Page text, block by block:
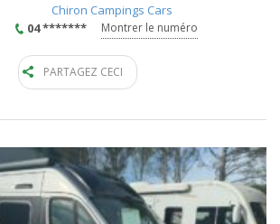
Chiron Campings Cars
04 *******
Montrer le numéro
PARTAGEZ CECI